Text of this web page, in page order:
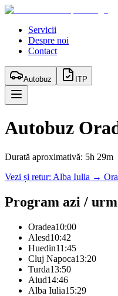
Servicii
Despre noi
Contact
Autobuz ITP
Autobuz
Durată aproximativă: 5h 29m
Vezi și retur: Alba Iulia →
Program azi /
Oradea10:00
Alesd10:42
Huedin11:45
Cluj Napoca13:20
Turda13:50
Aiud14:46
Alba Iulia15:29